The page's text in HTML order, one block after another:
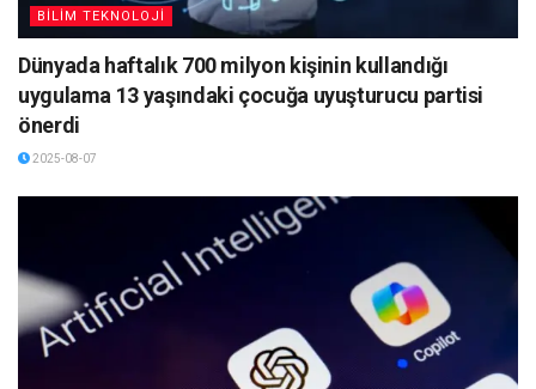
BİLİM TEKNOLOJİ
Dünyada haftalık 700 milyon kişinin kullandığı
uygulama 13 yaşındaki çocuğa uyuşturucu partisi
önerdi
2025-08-07